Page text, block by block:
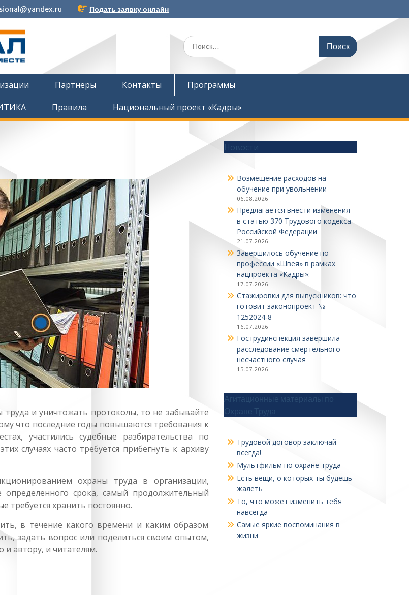
Подать заявку онлайн
Поиск
по:
Партнеры Контакты
Программы
Правила Национальный проект «Кадры»
и уничтожать протоколы, то не забывайте
что последние годы повышаются требования к
участились судебные разбирательства по
случаях часто требуется прибегнуть к архиву
охраны труда в организации,
срока, самый продолжительный
требуется хранить постоянно.
в течение какого времени и каким образом
задать вопрос или поделиться своим опытом,
и автору, и читателям.
Новости
Возмещение расходов на
обучение при увольнении
06.08.2026
Предлагается внести изменения
в статью 370 Трудового кодекса
Российской Федерации
21.07.2026
Завершилось обучение по
профессии «Швея» в рамках
нацпроекта «Кадры»:
17.07.2026
Стажировки для выпускников: что
готовит законопроект №
1252024‑8
16.07.2026
Гострудинспекция завершила
расследование смертельного
несчастного случая
15.07.2026
Агитационные материалы по
Охране Труда
Трудовой договор заключай
всегда!
Мультфильм по охране труда
Есть вещи, о которых ты будешь
жалеть
То, что может изменить тебя
навсегда
Самые яркие воспоминания в
жизни